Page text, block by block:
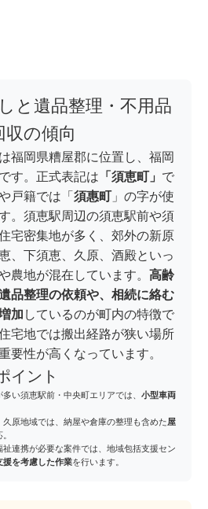
と遺品整理・不用品
収の傾向
福岡県糟屋郡に位置し、福岡
す。正式表記は 「須恵町」 で
戸籍では「 須惠町 」の字が使
。須恵駅周辺の須恵駅前や須
宅密集地が多く、郊外の新原
、下須恵、久原、酒殿といっ
農地が混在しています。 高齢
品整理の依頼や、相続に絡む
加 しているのが町内の特徴で
宅地では搬出経路が狭い場所
要性が高くなっています。
イント
い須恵駅前・中央町エリアでは、 小型車両
原地域では、納屋や倉庫の整理も含めた屋
連携が必要な案件では、地域包括支援セン
援を考慮した作業を行います。